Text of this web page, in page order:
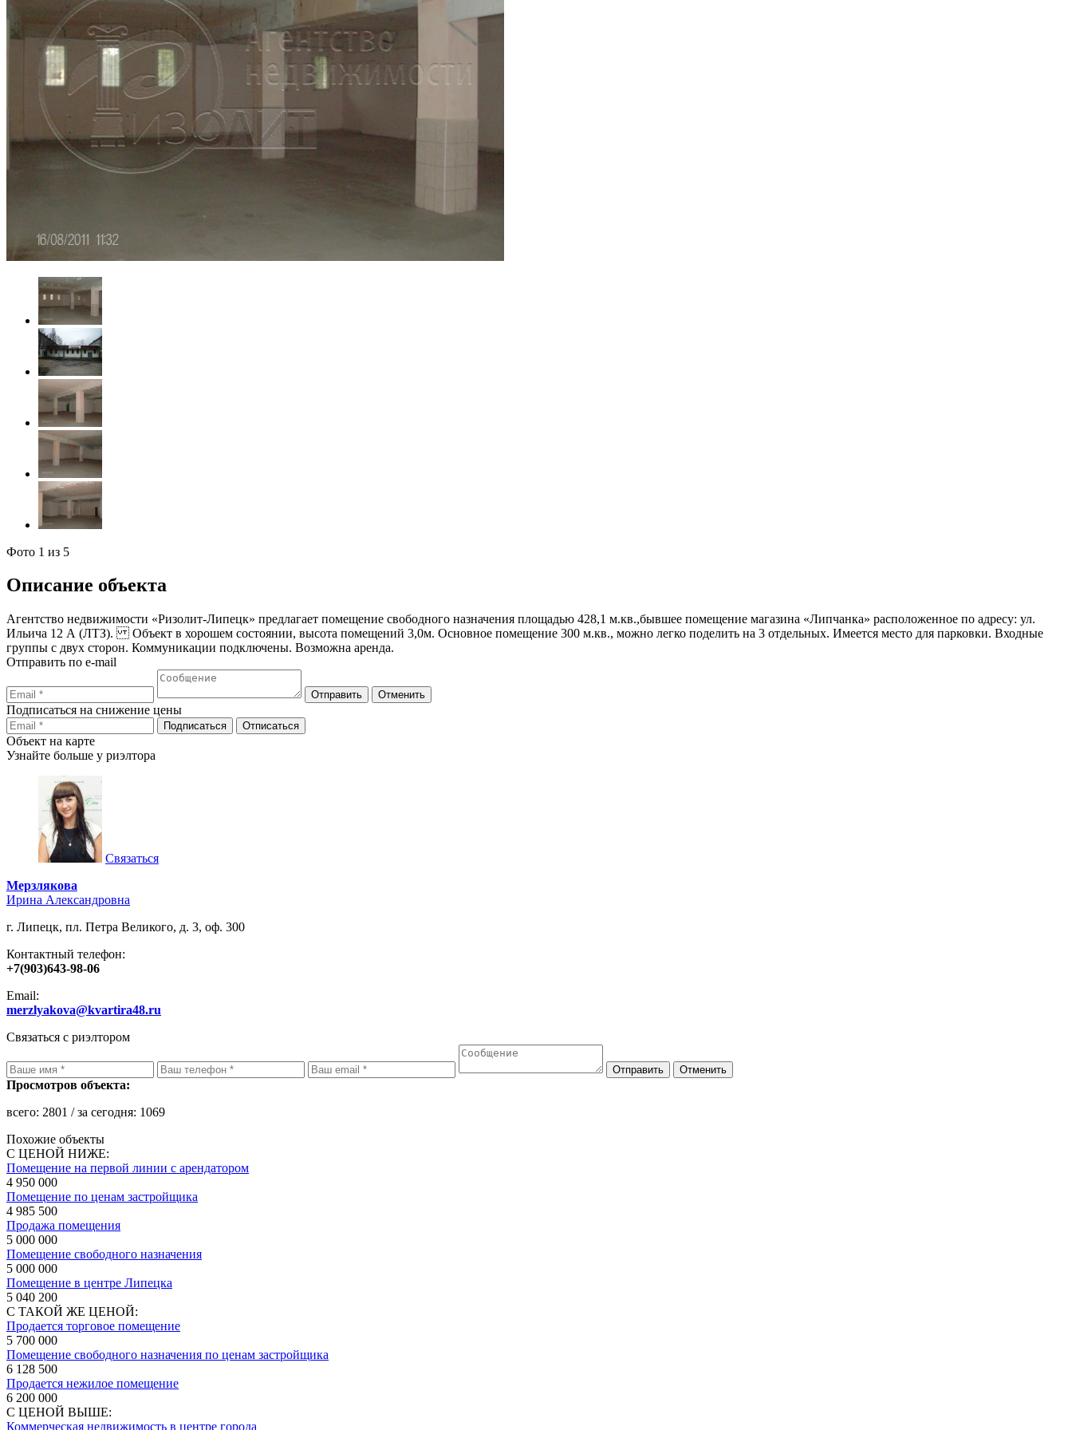
Фото 1 из 5
Описание объекта
Агентство недвижимости «Ризолит-Липецк» предлагает помещение свободного назначения площадью 428,1 м.кв.,бывшее помещение магазина «Липчанка» расположенное по адресу: ул.
Ильича 12 А (ЛТЗ). Объект в хорошем состоянии, высота помещений 3,0м. Основное помещение 300 м.кв., можно легко поделить на 3 отдельных. Имеется место для парковки. Входные
группы с двух сторон. Коммуникации подключены. Возможна аренда.
Отправить по e-mail
Подписаться на снижение цены
Объект на карте
Узнайте больше у риэлтора
Связаться
Мерзлякова
Ирина Александровна
г. Липецк, пл. Петра Великого, д. 3, оф. 300
Контактный телефон:
+7(903)643-98-06
Email:
merzlyakova@kvartira48.ru
Связаться с риэлтором
Просмотров объекта:
всего: 2801 / за сегодня: 1069
Похожие объекты
С ЦЕНОЙ НИЖЕ:
Помещение на первой линии с арендатором
4 950 000
Помещение по ценам застройщика
4 985 500
Продажа помещения
5 000 000
Помещение свободного назначения
5 000 000
Помещение в центре Липецка
5 040 200
С ТАКОЙ ЖЕ ЦЕНОЙ:
Продается торговое помещение
5 700 000
Помещение свободного назначения по ценам застройщика
6 128 500
Продается нежилое помещение
6 200 000
С ЦЕНОЙ ВЫШЕ:
Коммерческая недвижимость в центре города